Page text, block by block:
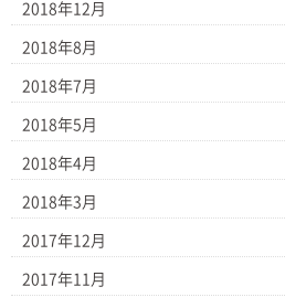
2018年12月
2018年8月
2018年7月
2018年5月
2018年4月
2018年3月
2017年12月
2017年11月